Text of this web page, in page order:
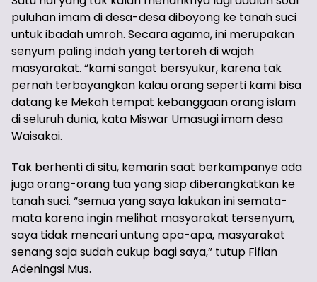
puluhan imam di desa-desa diboyong ke tanah suci
untuk ibadah umroh. Secara agama, ini merupakan
senyum paling indah yang tertoreh di wajah
masyarakat. “kami sangat bersyukur, karena tak
pernah terbayangkan kalau orang seperti kami bisa
datang ke Mekah tempat kebanggaan orang islam
di seluruh dunia, kata Miswar Umasugi imam desa
Waisakai.
Tak berhenti di situ, kemarin saat berkampanye ada
juga orang-orang tua yang siap diberangkatkan ke
tanah suci. “semua yang saya lakukan ini semata-
mata karena ingin melihat masyarakat tersenyum,
saya tidak mencari untung apa-apa, masyarakat
senang saja sudah cukup bagi saya,” tutup Fifian
Adeningsi Mus.